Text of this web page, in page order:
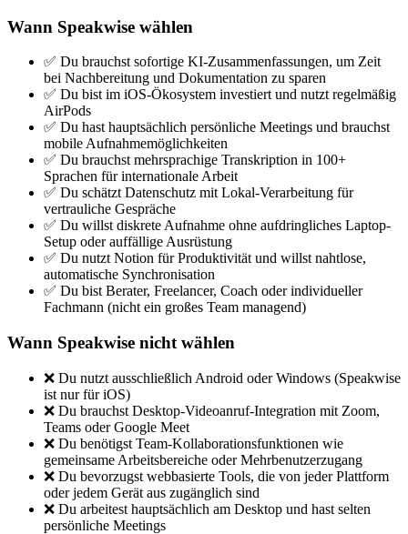
Wann Speakwise wählen
✅ Du brauchst sofortige KI-Zusammenfassungen, um Zeit
bei Nachbereitung und Dokumentation zu sparen
✅ Du bist im iOS-Ökosystem investiert und nutzt regelmäßig
AirPods
✅ Du hast hauptsächlich persönliche Meetings und brauchst
mobile Aufnahmemöglichkeiten
✅ Du brauchst mehrsprachige Transkription in 100+
Sprachen für internationale Arbeit
✅ Du schätzt Datenschutz mit Lokal-Verarbeitung für
vertrauliche Gespräche
✅ Du willst diskrete Aufnahme ohne aufdringliches Laptop-
Setup oder auffällige Ausrüstung
✅ Du nutzt Notion für Produktivität und willst nahtlose,
automatische Synchronisation
✅ Du bist Berater, Freelancer, Coach oder individueller
Fachmann (nicht ein großes Team managend)
Wann Speakwise nicht wählen
❌ Du nutzt ausschließlich Android oder Windows (Speakwise
ist nur für iOS)
❌ Du brauchst Desktop-Videoanruf-Integration mit Zoom,
Teams oder Google Meet
❌ Du benötigst Team-Kollaborationsfunktionen wie
gemeinsame Arbeitsbereiche oder Mehrbenutzerzugang
❌ Du bevorzugst webbasierte Tools, die von jeder Plattform
oder jedem Gerät aus zugänglich sind
❌ Du arbeitest hauptsächlich am Desktop und hast selten
persönliche Meetings